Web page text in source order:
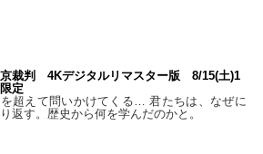
裁判 4Kデジタルリマスター版 8/15(土)1
定
超えて問いかけてくる… 君たちは、なぜに
返す。歴史から何を学んだのかと。